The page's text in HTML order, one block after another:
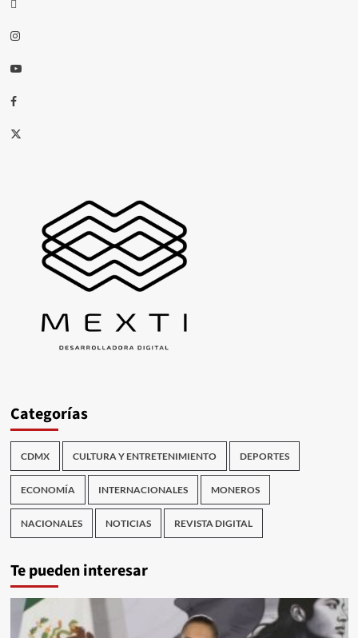
Instagram
Youtube
Facebook
X
Categorías
CDMX CULTURA Y ENTRETENIMIENTO DEPORTES
ECONOMÍA INTERNACIONALES MONEROS
NACIONALES NOTICIAS REVISTA DIGITAL
Te pueden interesar